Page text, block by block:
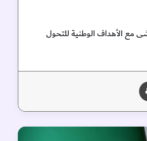
مع الأهداف الوطنية للتحول